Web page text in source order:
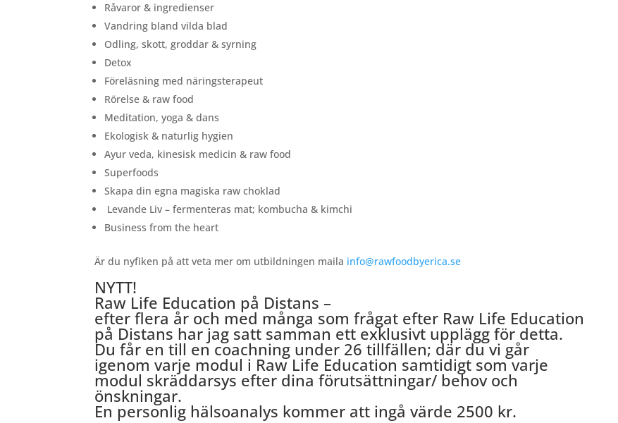
Råvaror & ingredienser
Vandring bland vilda blad
Odling, skott, groddar & syrning
Detox
Föreläsning med näringsterapeut
Rörelse & raw food
Meditation, yoga & dans
Ekologisk & naturlig hygien
Ayur veda, kinesisk medicin & raw food
Superfoods
Skapa din egna magiska raw choklad
Levande Liv – fermenteras mat; kombucha & kimchi
Business from the heart
Är du nyfiken på att veta mer om utbildningen maila info@rawfoodbyerica.se
NYTT!
Raw Life Education på Distans –
efter flera år och med många som frågat efter Raw Life Education
på Distans har jag satt samman ett exklusivt upplägg för detta.
Du får en till en coachning under 26 tillfällen; där du vi går
igenom varje modul i Raw Life Education samtidigt som varje
modul skräddarsys efter dina förutsättningar/ behov och
önskningar.
En personlig hälsoanalys kommer att ingå värde 2500 kr.